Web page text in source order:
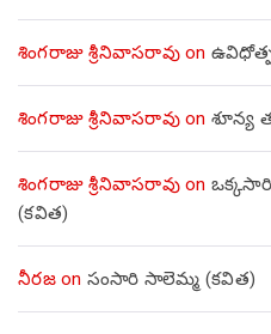
శింగరాజు శ్రీనివాసరావుon
శింగరాజు శ్రీనివాసరావుon శూన్య
శింగరాజు శ్రీనివాసరావుon
(కవిత)
నీరజon సంసారి సాలెమ్మ (కవిత)